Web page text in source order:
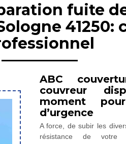
fuite
41250:
ABC
couvreur
moment
d’urgence
A force, de subir les
résistance de votre